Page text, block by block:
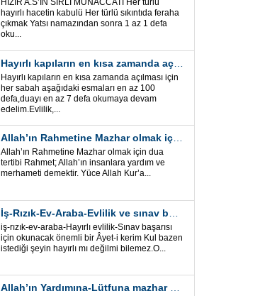
HIZIR A.S’IN SIRLI MÜNACCATI Her türlü
hayırlı hacetin kabulü Her türlü sıkıntıda feraha
çıkmak Yatsı namazından sonra 1 az 1 defa
oku...
Hayırlı kapıların en kısa zamanda açılması için Esmalar ve Dua
Hayırlı kapıların en kısa zamanda açılması için
her sabah aşağıdaki esmaları en az 100
defa,duayı en az 7 defa okumaya devam
edelim.Evlilik,...
Allah’ın Rahmetine Mazhar olmak için ” Esmalar-Ayet ve Dualar”
Allah’ın Rahmetine Mazhar olmak için dua
tertibi Rahmet; Allah’ın insanlara yardım ve
merhameti demektir. Yüce Allah Kur’a...
iş-rızık-ev-araba-Hayırlı evlilik-Sınav başarısı
için okunacak önemli bir Âyet-i kerim Kul bazen
istediği şeyin hayırlı mı değilmi bilemez.O...